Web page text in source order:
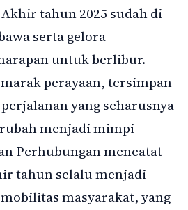
tahun 2025 sudah di
serta gelora
untuk berlibur.
perayaan, tersimpan
yang seharusnya
menjadi mimpi
Perhubungan mencatat
tahun selalu menjadi
masyarakat, yang